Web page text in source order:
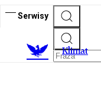
Serwisy
Klimat